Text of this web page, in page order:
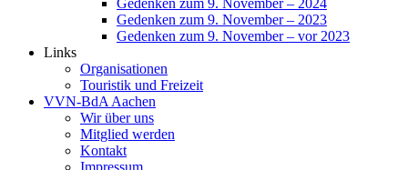
Gedenken zum 9. November – 2024
Gedenken zum 9. November – 2023
Gedenken zum 9. November – vor 2023
Links
Organisationen
Touristik und Freizeit
VVN-BdA Aachen
Wir über uns
Mitglied werden
Kontakt